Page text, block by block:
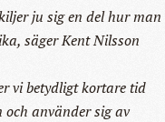
ju sig en del hur man
säger Kent Nilsson
vi betydligt kortare tid
använder sig av